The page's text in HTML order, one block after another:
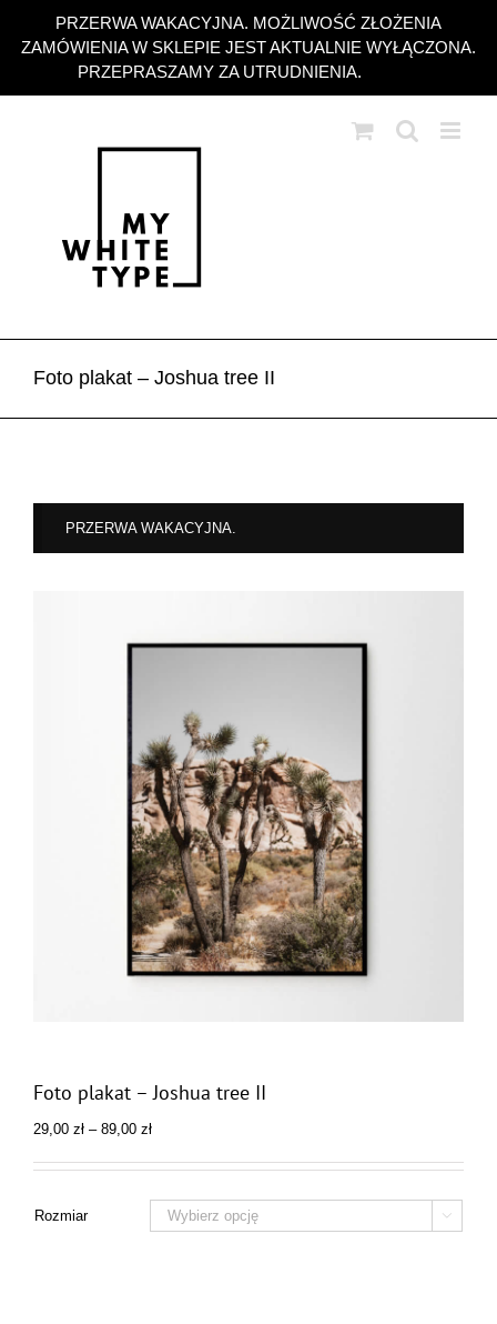
PRZERWA WAKACYJNA. MOŻLIWOŚĆ ZŁOŻENIA
ZAMÓWIENIA W SKLEPIE JEST AKTUALNIE WYŁĄCZONA.
PRZEPRASZAMY ZA UTRUDNIENIA.
zawartości
Foto plakat – Joshua tree II
PRZERWA WAKACYJNA.
Foto plakat – Joshua tree II
29,00 zł – 89,00 złZakres
od
89,00 zł
Rozmiar 